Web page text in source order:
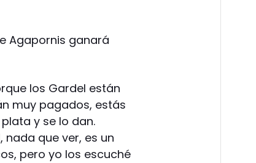
Agapornis ganará
los Gardel están
muy pagados, estás
y se lo dan.
que ver, es un
pero yo los escuché